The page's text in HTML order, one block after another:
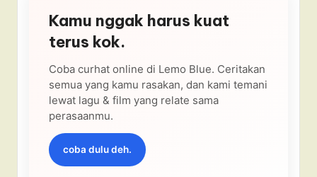
Kamu nggak harus kuat
terus kok.
Coba curhat online di Lemo Blue. Ceritakan
semua yang kamu rasakan, dan kami temani
lewat lagu & film yang relate sama
perasaanmu.
coba dulu deh.